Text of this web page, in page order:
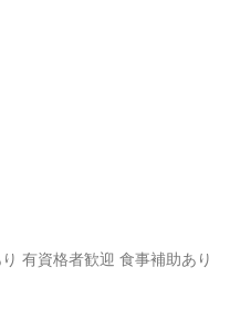
有資格者歓迎 食事補助あり